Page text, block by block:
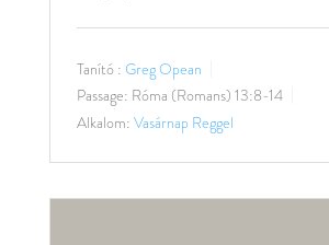
Tanító : Greg Opean
Passage: Róma (Romans) 13:8-14
Alkalom: Vasárnap Reggel